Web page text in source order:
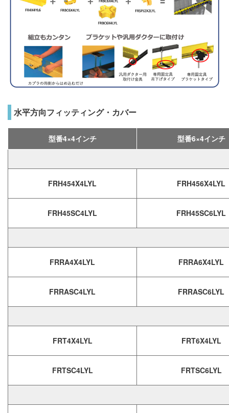
水平方向フィッティング・カバー
型番4×4インチ 型番6×4インチ
FRH454X4LYL FRH456X4LYL
FRH45SC4LYL FRH45SC6LYL
FRRA4X4LYL FRRA6X4LYL
FRRASC4LYL FRRASC6LYL
FRT4X4LYL FRT6X4LYL
FRTSC4LYL FRTSC6LYL